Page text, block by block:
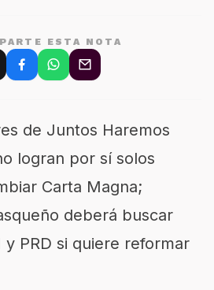
ESTA NOTA
de Juntos Haremos
logran por sí solos
Carta Magna;
deberá buscar
y PRD si quiere reformar